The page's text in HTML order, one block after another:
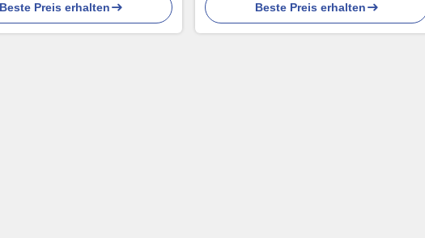
Beste Preis erhalten
Beste Preis erhalten